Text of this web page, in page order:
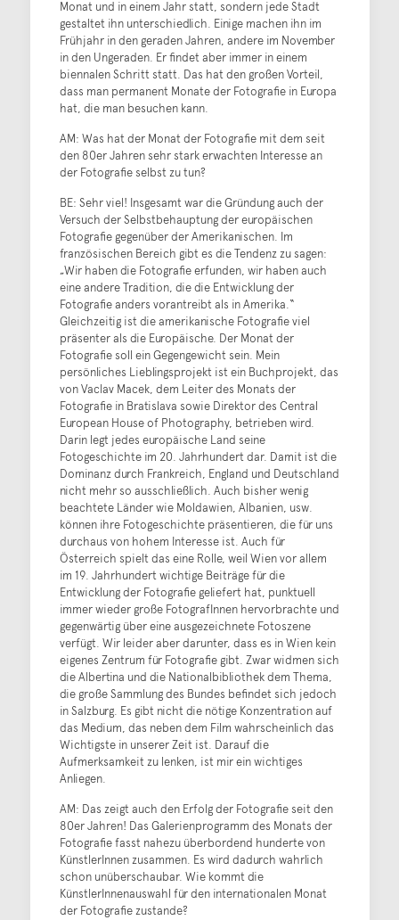
Monat und in einem Jahr statt, sondern jede Stadt
gestaltet ihn unterschiedlich. Einige machen ihn im
Frühjahr in den geraden Jahren, andere im November
in den Ungeraden. Er findet aber immer in einem
biennalen Schritt statt. Das hat den großen Vorteil,
dass man permanent Monate der Fotografie in Europa
hat, die man besuchen kann.
AM: Was hat der Monat der Fotografie mit dem seit
den 80er Jahren sehr stark erwachten Interesse an
der Fotografie selbst zu tun?
BE: Sehr viel! Insgesamt war die Gründung auch der
Versuch der Selbstbehauptung der europäischen
Fotografie gegenüber der Amerikanischen. Im
französischen Bereich gibt es die Tendenz zu sagen:
„Wir haben die Fotografie erfunden, wir haben auch
eine andere Tradition, die die Entwicklung der
Fotografie anders vorantreibt als in Amerika.“
Gleichzeitig ist die amerikanische Fotografie viel
präsenter als die Europäische. Der Monat der
Fotografie soll ein Gegengewicht sein. Mein
persönliches Lieblingsprojekt ist ein Buchprojekt, das
von Vaclav Macek, dem Leiter des Monats der
Fotografie in Bratislava sowie Direktor des Central
European House of Photography, betrieben wird.
Darin legt jedes europäische Land seine
Fotogeschichte im 20. Jahrhundert dar. Damit ist die
Dominanz durch Frankreich, England und Deutschland
nicht mehr so ausschließlich. Auch bisher wenig
beachtete Länder wie Moldawien, Albanien, usw.
können ihre Fotogeschichte präsentieren, die für uns
durchaus von hohem Interesse ist. Auch für
Österreich spielt das eine Rolle, weil Wien vor allem
im 19. Jahrhundert wichtige Beiträge für die
Entwicklung der Fotografie geliefert hat, punktuell
immer wieder große FotografInnen hervorbrachte und
gegenwärtig über eine ausgezeichnete Fotoszene
verfügt. Wir leider aber darunter, dass es in Wien kein
eigenes Zentrum für Fotografie gibt. Zwar widmen sich
die Albertina und die Nationalbibliothek dem Thema,
die große Sammlung des Bundes befindet sich jedoch
in Salzburg. Es gibt nicht die nötige Konzentration auf
das Medium, das neben dem Film wahrscheinlich das
Wichtigste in unserer Zeit ist. Darauf die
Aufmerksamkeit zu lenken, ist mir ein wichtiges
Anliegen.
AM: Das zeigt auch den Erfolg der Fotografie seit den
80er Jahren! Das Galerienprogramm des Monats der
Fotografie fasst nahezu überbordend hunderte von
KünstlerInnen zusammen. Es wird dadurch wahrlich
schon unüberschaubar. Wie kommt die
KünstlerInnenauswahl für den internationalen Monat
der Fotografie zustande?